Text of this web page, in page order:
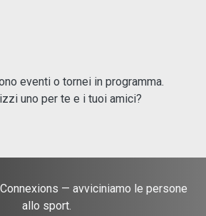
eventi o tornei in programma.
uno per te e i tuoi amici?
— avviciniamo le persone
allo sport.